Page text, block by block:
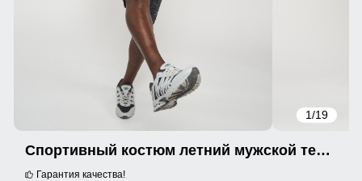
1/19
Спортивный костюм летний мужской темно-серого цвета 2225TC
Гарантия качества!